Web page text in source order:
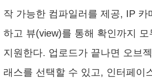
작 가능한 컴파일러를 제공, IP 카
하고 뷰(view)를 통해 확인까지 모
지원한다. 업로드가 끝나면 오브
래스를 선택할 수 있고, 인터페이